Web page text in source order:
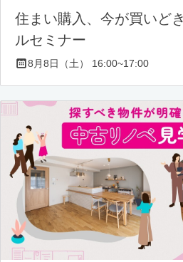
住まい購入、今が買いど
ルセミナー
8月8日（土） 16:00~17:00